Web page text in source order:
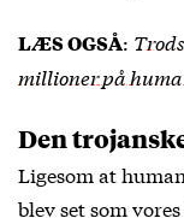
LÆS OGSÅ:
millioner på
Den
Ligesom at
blev set som